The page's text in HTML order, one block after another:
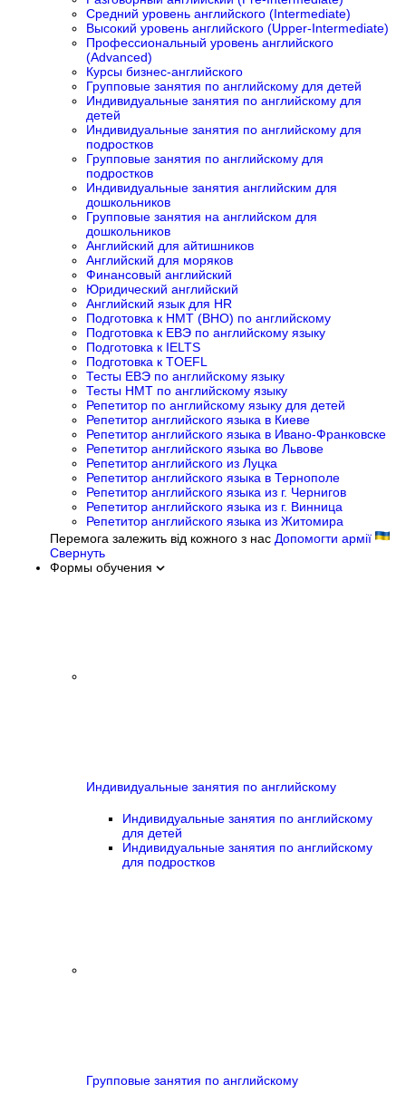
Средний уровень английского (Intermediate)
Высокий уровень английского (Upper-Intermediate)
Профессиональный уровень английского
(Advanced)
Курсы бизнес-английского
Групповые занятия по английскому для детей
Индивидуальные занятия по английскому для
детей
Индивидуальные занятия по английскому для
подростков
Групповые занятия по английскому для
подростков
Индивидуальные занятия английским для
дошкольников
Групповые занятия на английском для
дошкольников
Английский для айтишников
Английский для моряков
Финансовый английский
Юридический английский
Английский язык для HR
Подготовка к НМТ (ВНО) по английскому
Подготовка к ЕВЭ по английскому языку
Подготовка к IELTS
Подготовка к TOEFL
Тесты ЕВЭ по английскому языку
Тесты НМТ по английскому языку
Репетитор по английскому языку для детей
Репетитор английского языка в Киеве
Репетитор английского языка в Ивано-Франковске
Репетитор английского языка во Львове
Репетитор английского из Луцка
Репетитор английского языка в Тернополе
Репетитор английского языка из г. Чернигов
Репетитор английского языка из г. Винница
Репетитор английского языка из Житомира
Перемога залежить від кожного з нас Допомогти армії
Свернуть
Формы обучения
Индивидуальные занятия по английскому
Индивидуальные занятия по английскому
для детей
Индивидуальные занятия по английскому
для подростков
Групповые занятия по английскому